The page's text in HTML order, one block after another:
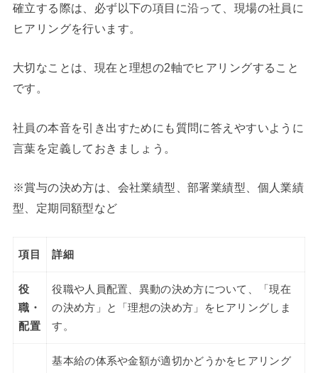
確立する際は、必ず以下の項目に沿って、現場の社員に
ヒアリングを行います。
大切なことは、現在と理想の2軸でヒアリングすること
です。
社員の本音を引き出すためにも質問に答えやすいように
言葉を定義しておきましょう。
※賞与の決め方は、会社業績型、部署業績型、個人業績
型、定期同額型など
項目 詳細
役
職・
配置
役職や人員配置、異動の決め方について、「現在
の決め方」と「理想の決め方」をヒアリングしま
す。
基本給の体系や金額が適切かどうかをヒアリング